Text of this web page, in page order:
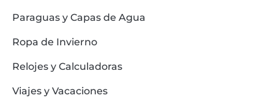
Paraguas y Capas de Agua
Ropa de Invierno
Relojes y Calculadoras
Viajes y Vacaciones